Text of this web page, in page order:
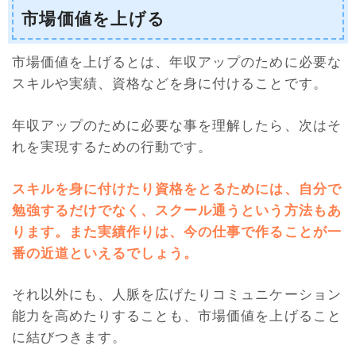
市場価値を上げる
市場価値を上げるとは、年収アップのために必要な
スキルや実績、資格などを身に付けることです。
年収アップのために必要な事を理解したら、次はそ
れを実現するための行動です。
スキルを身に付けたり資格をとるためには、自分で
勉強するだけでなく、スクール通うという方法もあ
ります。また実績作りは、今の仕事で作ることが一
番の近道といえるでしょう 。
それ以外にも、人脈を広げたりコミュニケーション
能力を高めたりすることも、市場価値を上げること
に結びつきます。